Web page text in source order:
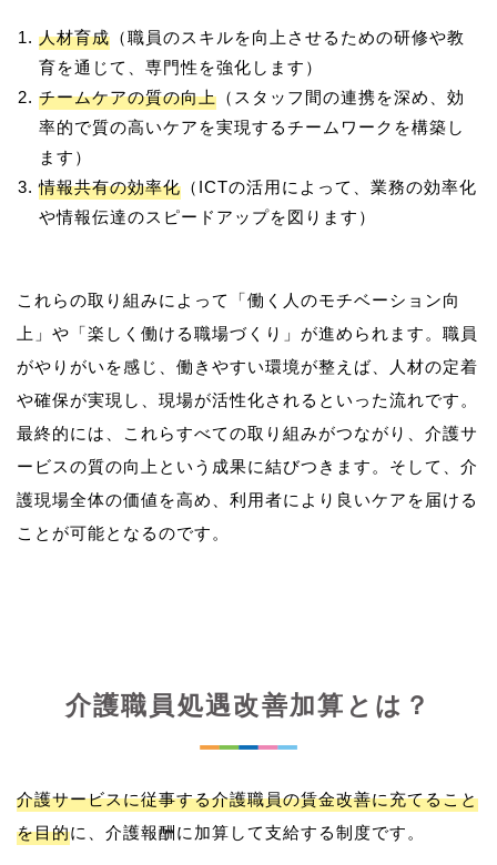
人材育成 （職員のスキルを向上させるための研修や教
育を通じて、専門性を強化します）
チームケアの質の向上 （スタッフ間の連携を深め、効
率的で質の高いケアを実現するチームワークを構築し
ます）
情報共有の効率化 （ICTの活用によって、業務の効率化
や情報伝達のスピードアップを図ります）
これらの取り組みによって「働く人のモチベーション向
上」や「楽しく働ける職場づくり」が進められます。職員
がやりがいを感じ、働きやすい環境が整えば、人材の定着
や確保が実現し、現場が活性化されるといった流れです。
最終的には、これらすべての取り組みがつながり、介護サ
ービスの質の向上という成果に結びつきます。そして、介
護現場全体の価値を高め、利用者により良いケアを届ける
介護職員処遇改善加算とは？
介護サービスに従事する介護職員の賃金改善に充てること
を目的に、介護報酬に加算して支給する制度です。